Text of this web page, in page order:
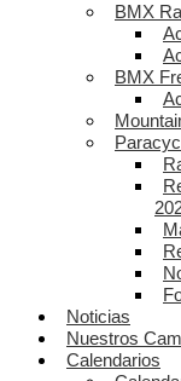
BMX
BMX
Noticias
Nuestros
Calendarios